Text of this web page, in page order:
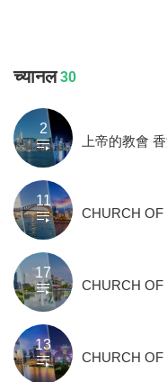
च्यानल 30
2
上帝的教會
11
CHURCH OF
17
CHURCH OF
13
CHURCH